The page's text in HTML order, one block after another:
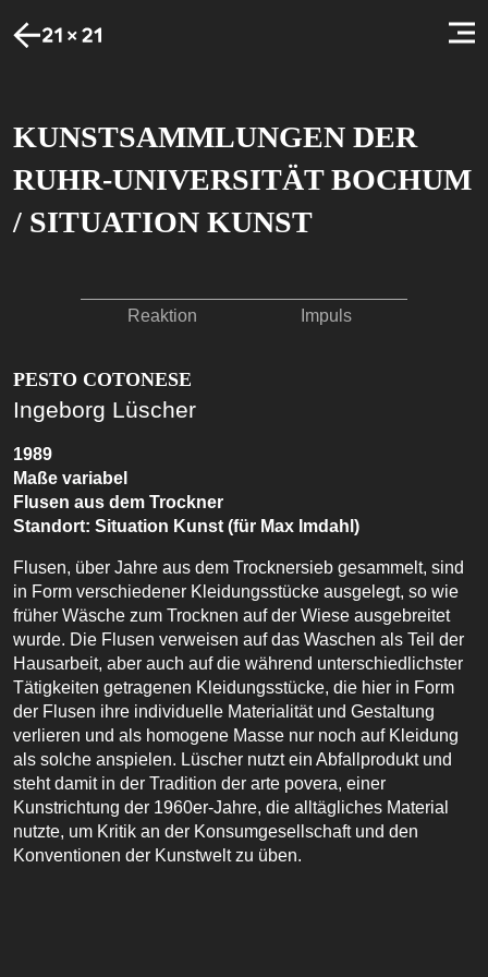
KUNSTSAMMLUNGEN DER
RUHR-UNIVERSITÄT BOCHUM
/ SITUATION KUNST
Reaktion Impuls
PESTO COTONESE
Ingeborg Lüscher
1989
Maße variabel
Flusen aus dem Trockner
Standort: Situation Kunst (für Max Imdahl)
Flusen, über Jahre aus dem Trocknersieb gesammelt, sind
in Form verschiedener Kleidungsstücke ausgelegt, so wie
früher Wäsche zum Trocknen auf der Wiese ausgebreitet
wurde. Die Flusen verweisen auf das Waschen als Teil der
Hausarbeit, aber auch auf die während unterschiedlichster
Tätigkeiten getragenen Kleidungsstücke, die hier in Form
der Flusen ihre individuelle Materialität und Gestaltung
verlieren und als homogene Masse nur noch auf Kleidung
als solche anspielen. Lüscher nutzt ein Abfallprodukt und
steht damit in der Tradition der arte povera, einer
Kunstrichtung der 1960er-Jahre, die alltägliches Material
nutzte, um Kritik an der Konsumgesellschaft und den
Konventionen der Kunstwelt zu üben.